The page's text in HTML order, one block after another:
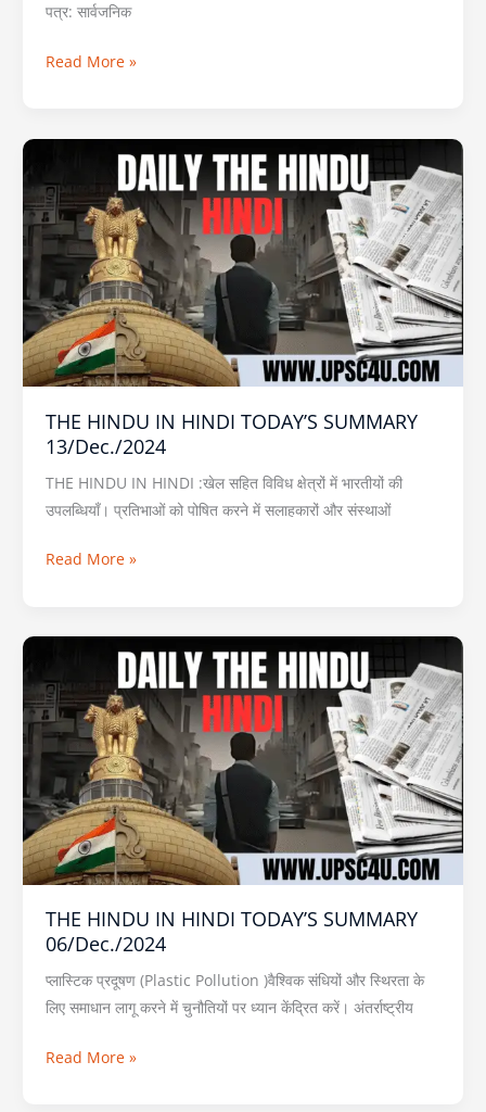
पत्र: सार्वजनिक
Read More »
THE HINDU IN HINDI TODAY’S SUMMARY
13/Dec./2024
THE HINDU IN HINDI :खेल सहित विविध क्षेत्रों में भारतीयों की
उपलब्धियाँ। प्रतिभाओं को पोषित करने में सलाहकारों और संस्थाओं
IN
HINDI
TODAY’S
SUMMARY
13/Dec./2024
Read More »
THE HINDU IN HINDI TODAY’S SUMMARY
06/Dec./2024
प्लास्टिक प्रदूषण (Plastic Pollution )वैश्विक संधियों और स्थिरता के
लिए समाधान लागू करने में चुनौतियों पर ध्यान केंद्रित करें। अंतर्राष्ट्रीय
IN
HINDI
TODAY’S
SUMMARY
06/Dec./2024
Read More »